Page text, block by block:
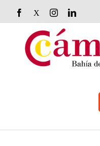
Saltar
al
contenido
Facebook Instagram